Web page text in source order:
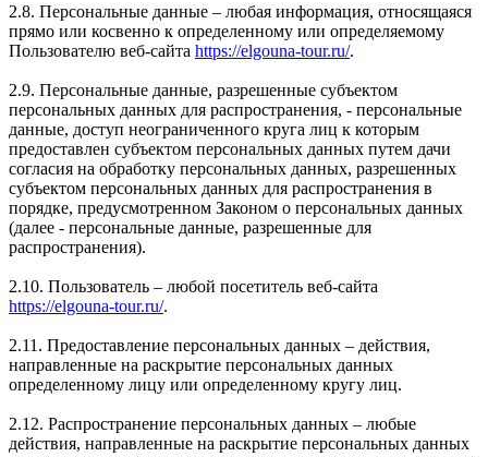
2.8. Персональные данные – любая информация, относящаяся
прямо или косвенно к определенному или определяемому
Пользователю веб-сайта https://elgouna-tour.ru/.
2.9. Персональные данные, разрешенные субъектом
персональных данных для распространения, - персональные
данные, доступ неограниченного круга лиц к которым
предоставлен субъектом персональных данных путем дачи
согласия на обработку персональных данных, разрешенных
субъектом персональных данных для распространения в
порядке, предусмотренном Законом о персональных данных
(далее - персональные данные, разрешенные для
распространения).
2.10. Пользователь – любой посетитель веб-сайта
https://elgouna-tour.ru/.
2.11. Предоставление персональных данных – действия,
направленные на раскрытие персональных данных
определенному лицу или определенному кругу лиц.
2.12. Распространение персональных данных – любые
действия, направленные на раскрытие персональных данных